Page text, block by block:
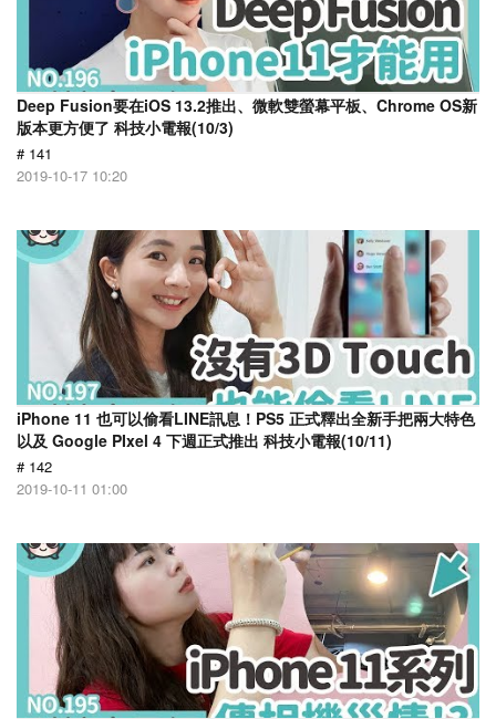
Deep Fusion要在iOS 13.2推出、微軟雙螢幕平板、Chrome OS新
版本更方便了 科技小電報(10/3)
# 141
2019-10-17 10:20
iPhone 11 也可以偷看LINE訊息！PS5 正式釋出全新手把兩大特色
以及 Google PIxel 4 下週正式推出 科技小電報(10/11)
# 142
2019-10-11 01:00